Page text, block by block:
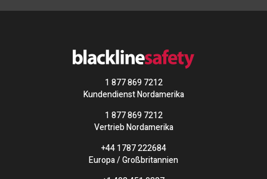
1 877 869 7212
Kundendienst Nordamerika
1 877 869 7212
Vertrieb Nordamerika
+44 1787 222684
Europa / Großbritannien